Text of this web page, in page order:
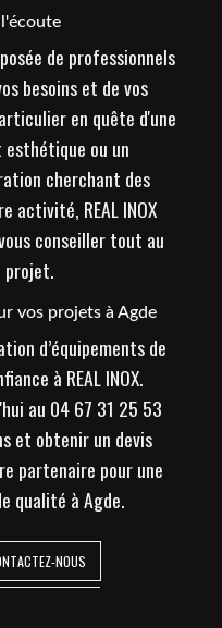
de professionnels
besoins et de vos
en quête d'une
ou un
cherchant des
activité, REAL INOX
conseiller tout au
projet.
vos projets à Agde
d’équipements de
à REAL INOX.
au 04 67 31 25 53
et obtenir un devis
partenaire pour une
qualité à Agde.
NOUS